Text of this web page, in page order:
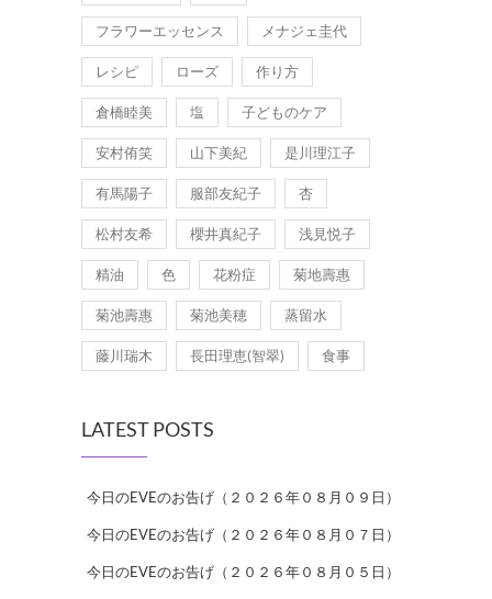
フラワーエッセンス メナジェ圭代
レシピ ローズ 作り方
倉橋睦美 塩 子どものケア
安村侑笑 山下美紀 是川理江子
有馬陽子 服部友紀子 杏
松村友希 櫻井真紀子 浅見悦子
精油 色 花粉症 菊地壽惠
菊池壽惠 菊池美穂 蒸留水
藤川瑞木 長田理恵(智翠) 食事
LATEST POSTS
今日のEVEのお告げ（２０２６年０８月０９日）
今日のEVEのお告げ（２０２６年０８月０７日）
今日のEVEのお告げ（２０２６年０８月０５日）